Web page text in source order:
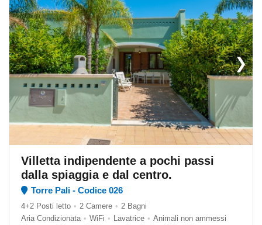
❯
Villetta indipendente a pochi passi
dalla spiaggia e dal centro.
Torre Pali - Codice 026
4+2 Posti letto • 2 Camere • 2 Bagni
Aria Condizionata • WiFi • Lavatrice • Animali non ammessi